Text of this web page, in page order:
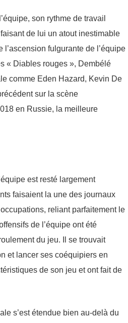
son rythme de travail
de lui un atout inestimable
fulgurante de l’équipe
« Diables rouges », Dembélé
comme Eden Hazard, Kevin De
sur la scène
en Russie, la meilleure
est resté largement
faisaient la une des journaux
reliant parfaitement le
de l’équipe ont été
du jeu. Il se trouvait
et lancer ses coéquipiers en
de son jeu et ont fait de
s’est étendue bien au-delà du